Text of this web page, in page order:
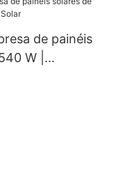
W, com 132
de painéis
W |